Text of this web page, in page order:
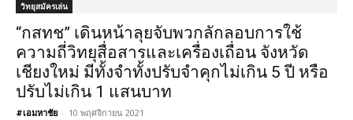
วิทยุสมัครเล่น
“กสทช” เดินหน้าลุยจับพวกลักลอบการใช้
ความถี่วิทยุสื่อสารและเครื่องเถื่อน จังหวัด
เชียงใหม่ มีทั้งจำทั้งปรับจำคุกไม่เกิน 5 ปี หรือ
ปรับไม่เกิน 1 แสนบาท
#เอมหาชัย - 10 พฤศจิกายน 2021